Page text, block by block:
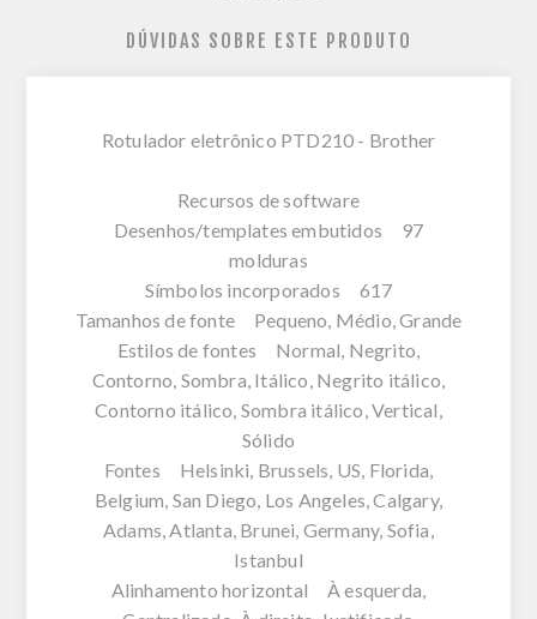
DÚVIDAS SOBRE ESTE PRODUTO
Rotulador eletrônico PTD210 - Brother
Recursos de software
Desenhos/templates embutidos 97
molduras
Símbolos incorporados 617
Tamanhos de fonte Pequeno, Médio, Grande
Estilos de fontes Normal, Negrito,
Contorno, Sombra, Itálico, Negrito itálico,
Contorno itálico, Sombra itálico, Vertical,
Sólido
Fontes Helsinki, Brussels, US, Florida,
Belgium, San Diego, Los Angeles, Calgary,
Adams, Atlanta, Brunei, Germany, Sofia,
Istanbul
Alinhamento horizontal À esquerda,